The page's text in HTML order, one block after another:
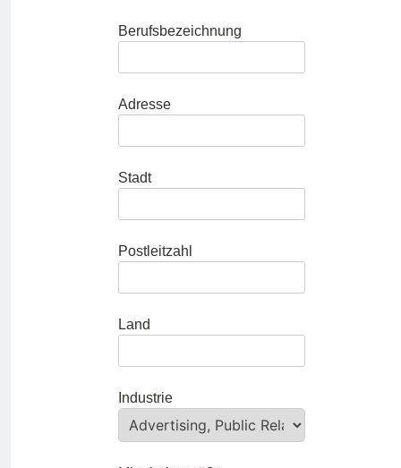
Berufsbezeichnung
Adresse
Stadt
Postleitzahl
Land
Industrie